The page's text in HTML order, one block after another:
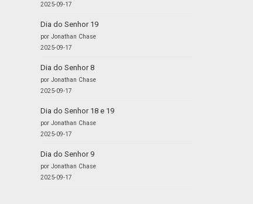
2025-09-17
Dia do Senhor 19
por Jonathan Chase
2025-09-17
Dia do Senhor 8
por Jonathan Chase
2025-09-17
Dia do Senhor 18 e 19
por Jonathan Chase
2025-09-17
Dia do Senhor 9
por Jonathan Chase
2025-09-17